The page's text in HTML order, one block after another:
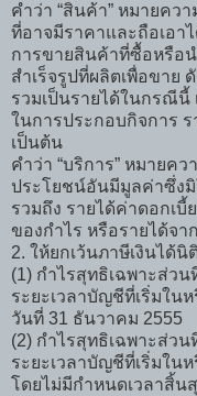
คำว่า “สินค้า” หมายคว
ที่อาจมีราคาและถือเอา
การขายสินค้าที่ซื้อหรือ
สำเร็จรูปที่ผลิตเพื่อขาย
รวมเป็นรายได้ในกรณีนี้
ในการประกอบกิจการ
เป็นต้น
คำว่า “บริการ” หมายค
ประโยชน์อันมีมูลค่าซึ่ง
รวมถึง รายได้ค่าดอกเบี้
ของกำไร หรือรายได้จ
2. ให้ยกเว้นภาษีเงินได้
(1) กำไรสุทธิเฉพาะส่ว
ระยะเวลาบัญชีที่เริ่มใน
วันที่ 31 ธันวาคม 2555
(2) กำไรสุทธิเฉพาะส่ว
ระยะเวลาบัญชีที่เริ่มใน
โดยไม่มีกำหนดเวลาสิ้น